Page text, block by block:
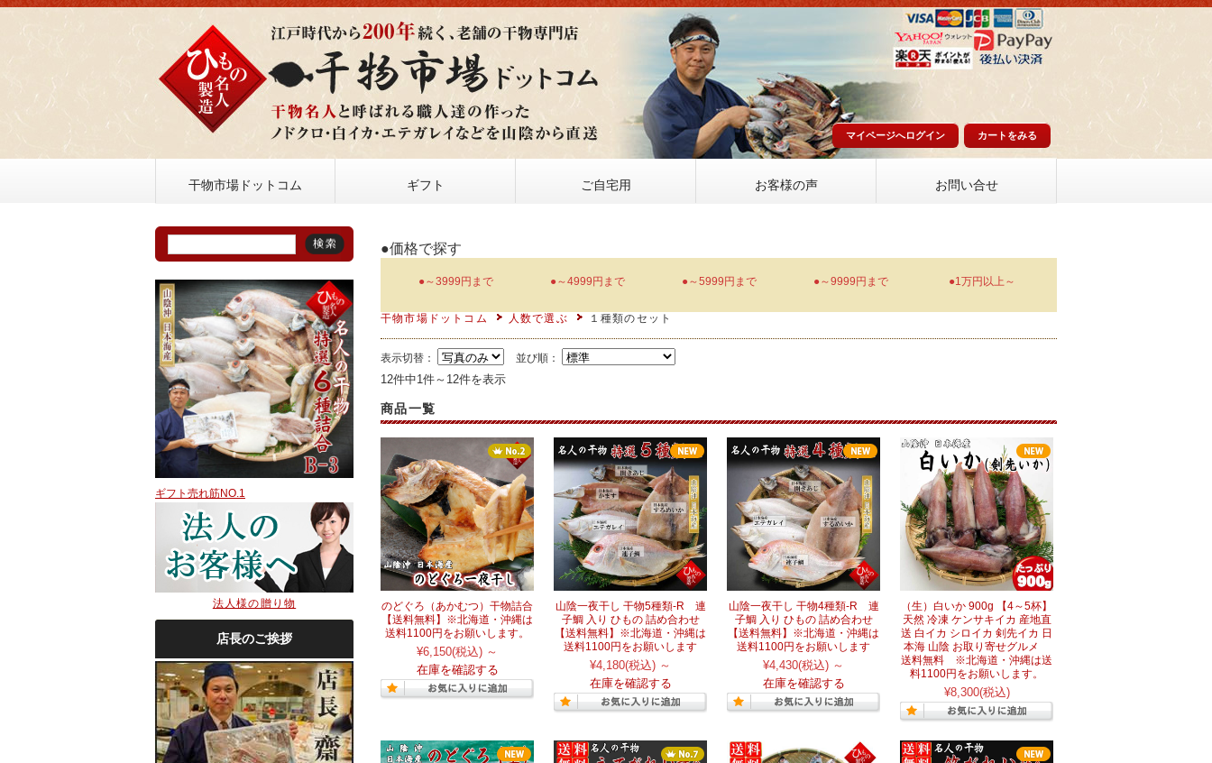
マイページへログイン カートをみる
干物市場ドットコム ギフト ご自宅用 お客様の声 お問い合せ
●価格で探す
●～3999円まで ●～4999円まで ●～5999円まで ●～9999円まで ●1万円以上～
干物市場ドットコム 人数で選ぶ １種類のセット
表示切替： 並び順：
12件中1件～12件を表示
商品一覧
のどぐろ（あかむつ）干物詰合
【送料無料】※北海道・沖縄は
送料1100円をお願いします。
¥6,150(税込) ～
在庫を確認する
山陰一夜干し 干物5種類-R 連
子鯛 入り ひもの 詰め合わせ
【送料無料】※北海道・沖縄は
送料1100円をお願いします
¥4,180(税込) ～
在庫を確認する
山陰一夜干し 干物4種類-R 連
子鯛 入り ひもの 詰め合わせ
【送料無料】※北海道・沖縄は
送料1100円をお願いします
¥4,430(税込) ～
在庫を確認する
（生）白いか 900g 【4～5杯】
天然 冷凍 ケンサキイカ 産地直
送 白イカ シロイカ 剣先イカ 日
本海 山陰 お取り寄せグルメ
送料無料 ※北海道・沖縄は送
料1100円をお願いします。
¥8,300(税込)
ギフト売れ筋NO.1
法人様の贈り物
店長のご挨拶